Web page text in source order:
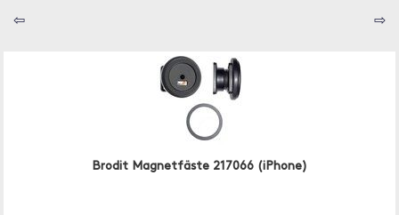
⇦ ⇨
Brodit Magnetfäste 217066 (iPhone)